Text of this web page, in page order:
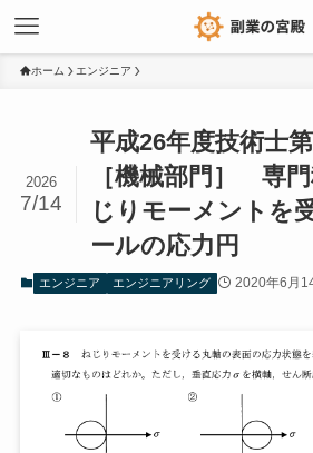
ホーム エンジニア
平成26年度技術士
［機械部門］ 専
じりモーメントを
ールの応力円
2026
7/14
エンジニア エンジニアリング 2020年6月